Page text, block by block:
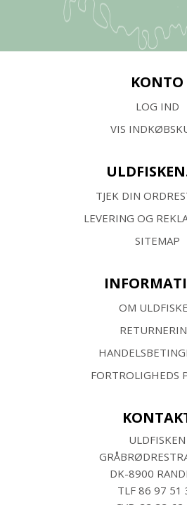
KONTO
LOG IND
VIS
TJEK DIN
LEVERING OG
SITEMAP
OM
FORTROLIGHEDS
ULDFISKEN
DK-8900
TLF 86 97 51